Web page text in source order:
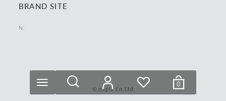
0
リセット 絞り込む
BRAND SITE
N.
© napla Co.Ltd